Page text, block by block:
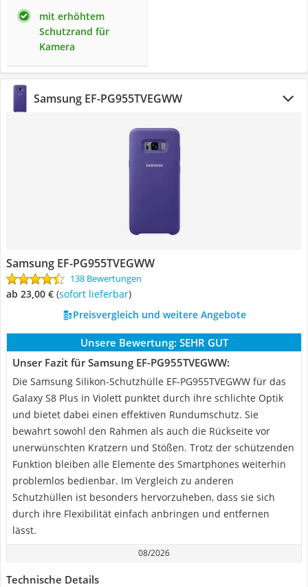
mit erhöhtem
Schutzrand für
Kamera
Samsung EF-PG955TVEGWW
Samsung EF-PG955TVEGWW
138 Bewertungen
ab 23,00 € ( Sofort lieferbar)
Preisvergleich und weitere Angebote
Unsere Bewertung: SEHR GUT
Unser Fazit für Samsung EF-PG955TVEGWW:
Die Samsung Silikon-Schutzhülle EF-PG955TVEGWW für das
Galaxy S8 Plus in Violett punktet durch ihre schlichte Optik
und bietet dabei einen effektiven Rundumschutz. Sie
bewahrt sowohl den Rahmen als auch die Rückseite vor
unerwünschten Kratzern und Stößen. Trotz der schützenden
Funktion bleiben alle Elemente des Smartphones weiterhin
problemlos bedienbar. Im Vergleich zu anderen
Schutzhüllen ist besonders hervorzuheben, dass sie sich
durch ihre Flexibilität einfach anbringen und entfernen
lässt.
08/2026
Technische Details